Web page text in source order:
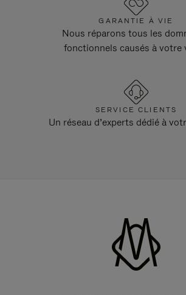
GARANTIE À VIE
Nous réparons tous les
fonctionnels causés à votre
SERVICE CLIENTS
Un réseau d’experts dédié à